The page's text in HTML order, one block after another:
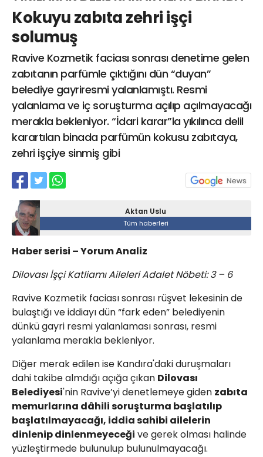
Kokuyu zabıta zehri işçi
solumuş
Ravive Kozmetik faciası sonrası denetime gelen
zabıtanın parfümle çıktığını dün “duyan”
belediye gayriresmi yalanlamıştı. Resmi
yalanlama ve iç soruşturma açılıp açılmayacağı
merakla bekleniyor. “İdari karar”la yıkılınca delil
karartılan binada parfümün kokusu zabıtaya,
zehri işçiye sinmiş gibi
Aktan Uslu
Tüm haberleri
Haber serisi – Yorum Analiz
Dilovası İşçi Katliamı Aileleri Adalet Nöbeti: 3 – 6
Ravive Kozmetik faciası sonrası rüşvet lekesinin de
bulaştığı ve iddiayı dün “fark eden” belediyenin
dünkü gayri resmi yalanlaması sonrası, resmi
yalanlama merakla bekleniyor.
Diğer merak edilen ise Kandıra'daki duruşmaları
dahi takibe almdığı açığa çıkan Dilovası
Belediyesi'nin Ravive’yi denetlemeye giden zabıta
memurlarına dâhili soruşturma başlatılıp
başlatılmayacağı, iddia sahibi ailelerin
dinlenip dinlenmeyeceği ve gerek olması halinde
yüzleştirmede bulunulup bulunulmayacağı.
Hacı Halil Mahallesi, İsmetpaşa
Caddesi, Beşiroğlu Altın Han Kat: 1
(BİLKAR)Gebze - KOCAELİ
aktanuslu@gmail.com